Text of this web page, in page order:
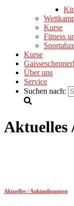
Kurse
Fitness
Kurse
Über uns
Service
Suchen nach:
Aktuelles
Aktuelles / Ankündigungen